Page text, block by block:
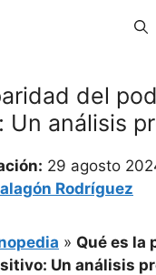
del
Un análisis
29 agosto
Rodríguez
» Qué es la
Un análisis